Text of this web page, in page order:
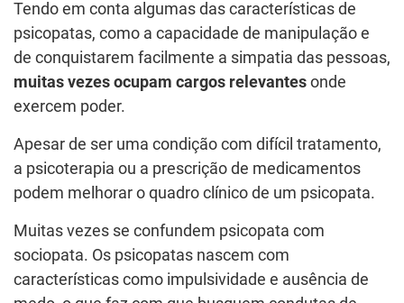
Tendo em conta algumas das características de
psicopatas, como a capacidade de manipulação e
de conquistarem facilmente a simpatia das pessoas,
muitas vezes ocupam cargos relevantes onde
exercem poder.
Apesar de ser uma condição com difícil tratamento,
a psicoterapia ou a prescrição de medicamentos
podem melhorar o quadro clínico de um psicopata.
Muitas vezes se confundem psicopata com
sociopata. Os psicopatas nascem com
características como impulsividade e ausência de